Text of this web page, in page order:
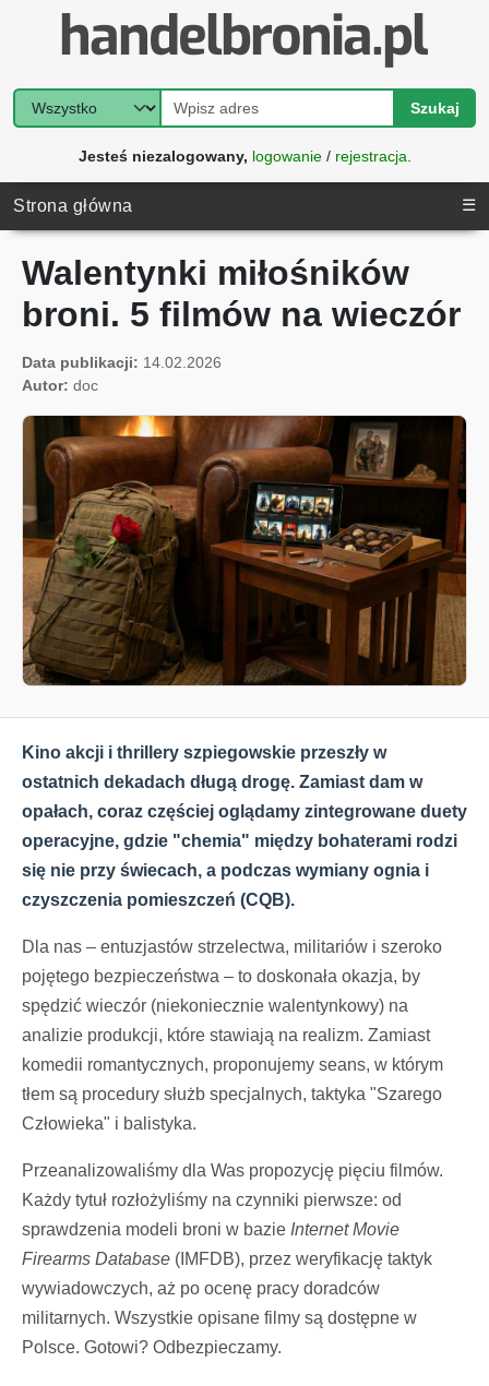
Szukaj
Jesteś niezalogowany, logowanie/ rejestracja
Strona główna ☰
Walentynki miłośników
broni. 5 filmów na wieczór
Data publikacji: 14.02.2026
Autor: doc
Kino akcji i thrillery szpiegowskie przeszły w
ostatnich dekadach długą drogę. Zamiast dam w
opałach, coraz częściej oglądamy zintegrowane duety
operacyjne, gdzie "chemia" między bohaterami rodzi
się nie przy świecach, a podczas wymiany ognia i
czyszczenia pomieszczeń (CQB).
Dla nas – entuzjastów strzelectwa, militariów i szeroko
pojętego bezpieczeństwa – to doskonała okazja, by
spędzić wieczór (niekoniecznie walentynkowy) na
analizie produkcji, które stawiają na realizm. Zamiast
komedii romantycznych, proponujemy seans, w którym
tłem są procedury służb specjalnych, taktyka "Szarego
Człowieka" i balistyka.
Przeanalizowaliśmy dla Was propozycję pięciu filmów.
Każdy tytuł rozłożyliśmy na czynniki pierwsze: od
sprawdzenia modeli broni w bazie Internet Movie
Firearms Database (IMFDB), przez weryfikację taktyk
wywiadowczych, aż po ocenę pracy doradców
militarnych. Wszystkie opisane filmy są dostępne w
Polsce. Gotowi? Odbezpieczamy.